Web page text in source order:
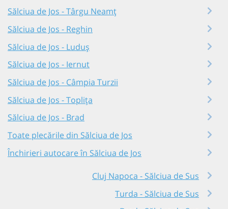
Sălciua de Jos - Târgu Neamț
Sălciua de Jos - Reghin
Sălciua de Jos - Luduș
Sălciua de Jos - Iernut
Sălciua de Jos - Câmpia Turzii
Sălciua de Jos - Toplița
Sălciua de Jos - Brad
Toate plecările din Sălciua de Jos
Închirieri autocare în Sălciua de Jos
Cluj Napoca - Sălciua de Sus
Turda - Sălciua de Sus